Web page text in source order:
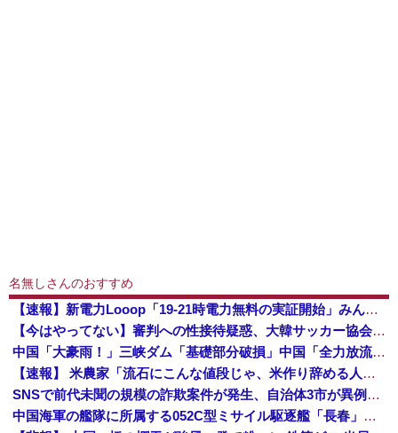
名無しさんのおすすめ
【速報】新電力Looop「19-21時電力無料の実証開始」みんなこれにするじゃん、電力会社の勢力図が変わるか
【今はやってない】審判への性接待疑惑、大韓サッカー協会が声明「現在は一切発生していない」「世界中のサッカー界関係者の皆さんにお詫び」
中国「大豪雨！」三峡ダム「基礎部分破損」中国「全力放流！」台風13号「中国上陸予測」台風15号「中国接近（画像」中国「台風同時上陸！（穀物生産が...
【速報】 米農家「流石にこんな値段じゃ、米作り辞める人、出るんじゃないかなあ？？」
SNSで前代未聞の規模の詐欺案件が発生、自治体3市が異例の声明を発表して事実関係を全否定
中国海軍の艦隊に所属する052C型ミサイル駆逐艦「長春」と052D型「厦門」が編隊航行訓練！